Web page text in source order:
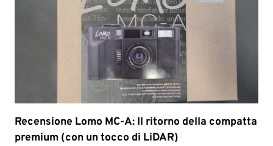
Recensione Lomo MC-A: Il ritorno della compatta
premium (con un tocco di LiDAR)